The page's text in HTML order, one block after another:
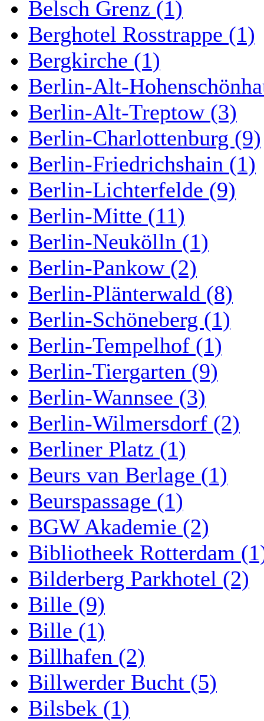
Belsch Grenz (1)
Berghotel Rosstrappe (1)
Bergkirche (1)
Berlin-Alt-
Berlin-Alt-Treptow (3)
Berlin-Charlottenburg (9)
Berlin-Friedrichshain (1)
Berlin-Lichterfelde (9)
Berlin-Mitte (11)
Berlin-Neukölln (1)
Berlin-Pankow (2)
Berlin-Plänterwald (8)
Berlin-Schöneberg (1)
Berlin-Tempelhof (1)
Berlin-Tiergarten (9)
Berlin-Wannsee (3)
Berlin-Wilmersdorf (2)
Berliner Platz (1)
Beurs van Berlage (1)
Beurspassage (1)
BGW Akademie (2)
Bibliotheek Rotterdam
Bilderberg Parkhotel (2)
Bille (9)
Bille (1)
Billhafen (2)
Billwerder Bucht (5)
Bilsbek (1)